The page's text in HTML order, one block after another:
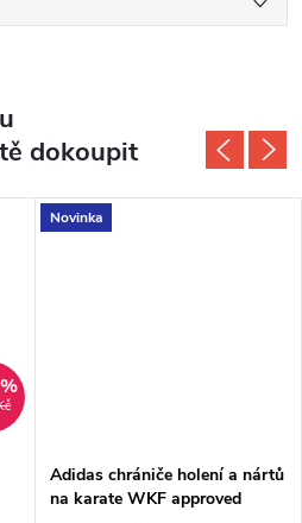
dokoupit
Novinka
Adidas chrániče holení a nártů
na karate WKF approved